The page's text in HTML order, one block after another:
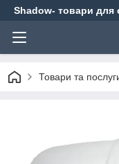
Shadow- товари для
Товари та